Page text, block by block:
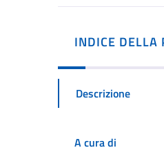
INDICE DELLA
Descrizione
A cura di